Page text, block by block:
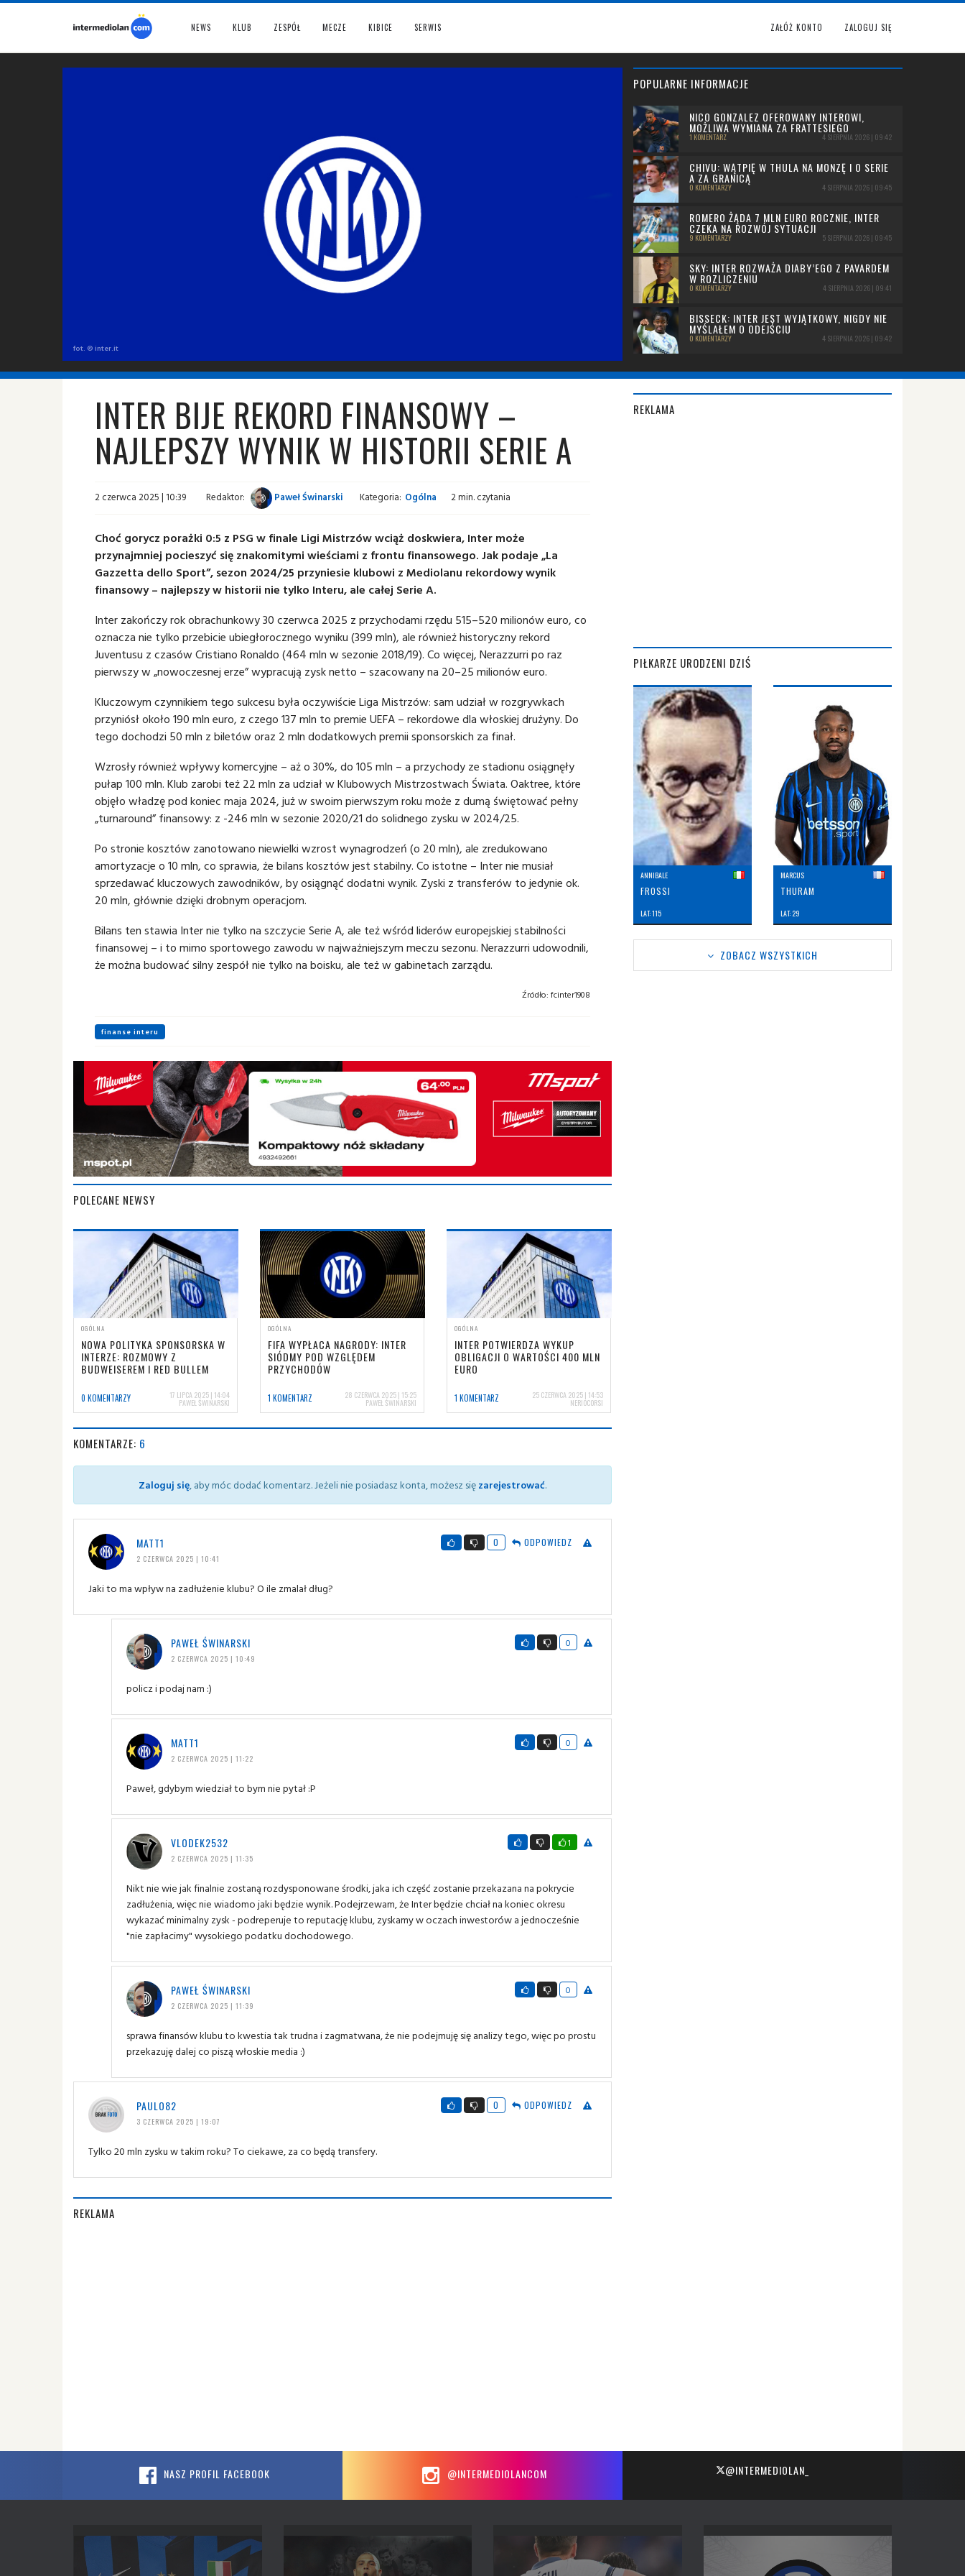
NEWS KLUB ZESPÓŁ MECZE KIBICE SERWIS ZAŁÓŻ KONTO ZALOGUJ SIĘ
fot. © inter.it
POPULARNE INFORMACJE
NICO GONZALEZ OFEROWANY INTEROWI,
MOŻLIWA WYMIANA ZA FRATTESIEGO
1 KOMENTARZ 4 SIERPNIA 2026 | 09:42
CHIVU: WĄTPIĘ W THULA NA MONZĘ I O SERIE
A ZA GRANICĄ
0 KOMENTARZY 4 SIERPNIA 2026 | 09:45
ROMERO ŻĄDA 7 MLN EURO ROCZNIE, INTER
CZEKA NA ROZWÓJ SYTUACJI
9 KOMENTARZY 5 SIERPNIA 2026 | 09:45
SKY: INTER ROZWAŻA DIABY’EGO Z PAVARDEM
W ROZLICZENIU
0 KOMENTARZY 4 SIERPNIA 2026 | 09:41
BISSECK: INTER JEST WYJĄTKOWY, NIGDY NIE
MYŚLAŁEM O ODEJŚCIU
0 KOMENTARZY 4 SIERPNIA 2026 | 09:42
INTER BIJE REKORD FINANSOWY –
NAJLEPSZY WYNIK W HISTORII SERIE A
2 czerwca 2025 | 10:39 Redaktor: Paweł Świnarski Kategoria: Ogólna 2 min. czytania
Choć gorycz porażki 0:5 z PSG w finale Ligi Mistrzów wciąż doskwiera, Inter może
przynajmniej pocieszyć się znakomitymi wieściami z frontu finansowego. Jak podaje „La
Gazzetta dello Sport”, sezon 2024/25 przyniesie klubowi z Mediolanu rekordowy wynik
finansowy – najlepszy w historii nie tylko Interu, ale całej Serie A.
Inter zakończy rok obrachunkowy 30 czerwca 2025 z przychodami rzędu 515–520 milionów euro, co
oznacza nie tylko przebicie ubiegłorocznego wyniku (399 mln), ale również historyczny rekord
Juventusu z czasów Cristiano Ronaldo (464 mln w sezonie 2018/19). Co więcej, Nerazzurri po raz
pierwszy w „nowoczesnej erze” wypracują zysk netto – szacowany na 20–25 milionów euro.
Kluczowym czynnikiem tego sukcesu była oczywiście Liga Mistrzów: sam udział w rozgrywkach
przyniósł około 190 mln euro, z czego 137 mln to premie UEFA – rekordowe dla włoskiej drużyny. Do
tego dochodzi 50 mln z biletów oraz 2 mln dodatkowych premii sponsorskich za finał.
Wzrosły również wpływy komercyjne – aż o 30%, do 105 mln – a przychody ze stadionu osiągnęły
pułap 100 mln. Klub zarobi też 22 mln za udział w Klubowych Mistrzostwach Świata. Oaktree, które
objęło władzę pod koniec maja 2024, już w swoim pierwszym roku może z dumą świętować pełny
„turnaround” finansowy: z -246 mln w sezonie 2020/21 do solidnego zysku w 2024/25.
Po stronie kosztów zanotowano niewielki wzrost wynagrodzeń (o 20 mln), ale zredukowano
amortyzacje o 10 mln, co sprawia, że bilans kosztów jest stabilny. Co istotne – Inter nie musiał
sprzedawać kluczowych zawodników, by osiągnąć dodatni wynik. Zyski z transferów to jedynie ok.
20 mln, głównie dzięki drobnym operacjom.
Bilans ten stawia Inter nie tylko na szczycie Serie A, ale też wśród liderów europejskiej stabilności
finansowej – i to mimo sportowego zawodu w najważniejszym meczu sezonu. Nerazzurri udowodnili,
że można budować silny zespół nie tylko na boisku, ale też w gabinetach zarządu.
Źródło: fcinter1908
finanse interu
POLECANE NEWSY
OGÓLNA
NOWA POLITYKA SPONSORSKA W
INTERZE: ROZMOWY Z
BUDWEISEREM I RED BULLEM
0 KOMENTARZY 17 LIPCA 2025 | 14:04
PAWEŁ ŚWINARSKI
OGÓLNA
FIFA WYPŁACA NAGRODY: INTER
SIÓDMY POD WZGLĘDEM
PRZYCHODÓW
1 KOMENTARZ 28 CZERWCA 2025 | 15:25
PAWEŁ ŚWINARSKI
OGÓLNA
INTER POTWIERDZA WYKUP
OBLIGACJI O WARTOŚCI 400 MLN
EURO
1 KOMENTARZ 25 CZERWCA 2025 | 14:53
NERIOCORSI
KOMENTARZE: 6
Zaloguj się, aby móc dodać komentarz. Jeżeli nie posiadasz konta, możesz sięzarejestrować.
MATT1
2 CZERWCA 2025 | 10:41
0 ODPOWIEDZ
Jaki to ma wpływ na zadłużenie klubu? O ile zmalał dług?
PAWEŁ ŚWINARSKI
2 CZERWCA 2025 | 10:49
0
policz i podaj nam :)
MATT1
2 CZERWCA 2025 | 11:22
0
Paweł, gdybym wiedział to bym nie pytał :P
VLODEK2532
2 CZERWCA 2025 | 11:35
1
Nikt nie wie jak finalnie zostaną rozdysponowane środki, jaka ich część zostanie przekazana na pokrycie
zadłużenia, więc nie wiadomo jaki będzie wynik. Podejrzewam, że Inter będzie chciał na koniec okresu
wykazać minimalny zysk - podreperuje to reputację klubu, zyskamy w oczach inwestorów a jednocześnie
"nie zapłacimy" wysokiego podatku dochodowego.
PAWEŁ ŚWINARSKI
2 CZERWCA 2025 | 11:39
0
sprawa finansów klubu to kwestia tak trudna i zagmatwana, że nie podejmuję się analizy tego, więc po prostu
przekazuję dalej co piszą włoskie media :)
PAULO82
3 CZERWCA 2025 | 19:07
0 ODPOWIEDZ
Tylko 20 mln zysku w takim roku? To ciekawe, za co będą transfery.
REKLAMA
REKLAMA
PIŁKARZE URODZENI DZIŚ
ANNIBALE
FROSSI
LAT: 115
MARCUS
THURAM
LAT: 29
ZOBACZ WSZYSTKICH
NASZ PROFIL FACEBOOK @INTERMEDIOLANCOM @INTERMEDIOLAN_